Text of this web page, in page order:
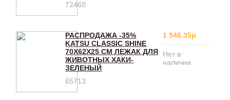
72460
РАСПРОДАЖА -35%
KATSU CLASSIC SHINE
70Х62Х25 СМ ЛЕЖАК ДЛЯ
ЖИВОТНЫХ ХАКИ-
ЗЕЛЕНЫЙ
65713
1 546.35р
Нет в
наличии